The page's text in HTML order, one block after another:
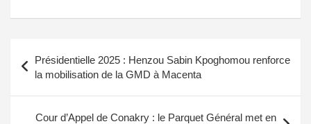
de
l’article
Présidentielle 2025 : Henzou Sabin Kpoghomou renforce
la mobilisation de la GMD à Macenta
Cour d’Appel de Conakry : le Parquet Général met en